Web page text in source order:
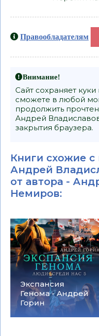
Правообладателям
Внимание!
Сайт сохраняет
сможете в любой
продолжить
Андрей
закрытия браузера.
Книги схожие с
Андрей
от автора -
Немиров:
Экспансия
Генома - Андрей
Горин